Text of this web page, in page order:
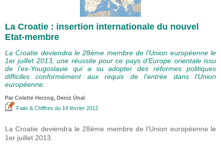
La Croatie : insertion internationale du nouvel
Etat-membre
La Croatie deviendra le 28ème membre de l’Union européenne le
1er juillet 2013, une réussite pour ce pays d’Europe orientale issu
de l’ex-Yougoslavie qui a su adopter des réformes politiques
difficiles conformément aux requis de l’entrée dans l’Union
européenne.
Par Colette Herzog, Deniz Ünal
Faits & Chiffres du 14 février 2012
La Croatie deviendra le 28ème membre de l’Union européenne le
1er juillet 2013.